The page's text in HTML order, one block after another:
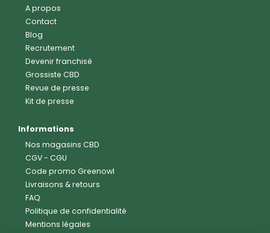
A propos
Contact
Blog
Recrutement
Devenir franchisé
Grossiste CBD
Revue de presse
Kit de presse
Informations
Nos magasins CBD
CGV- CGU
Code promo Greenowl
Livraisons & retours
FAQ
Politique de confidentialité
Mentions légales